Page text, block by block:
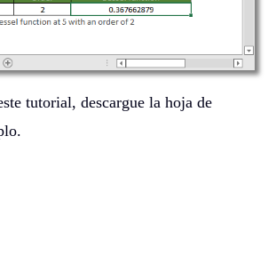
tutorial, descargue la hoja de